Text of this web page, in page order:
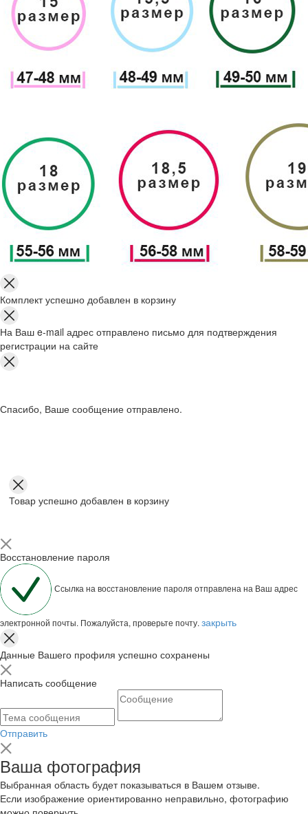
Комплект успешно добавлен в корзину
На Ваш e-mail адрес отправлено письмо для подтверждения
регистрации на сайте
Спасибо, Ваше сообщение отправлено.
Товар успешно добавлен в корзину
Восстановление пароля
Ссылка на восстановление пароля отправлена на Ваш адрес
электронной почты. Пожалуйста, проверьте почту. закрыть
Данные Вашего профиля успешно сохранены
Написать сообщение
Отправить
Ваша фотография
Выбранная область будет показываться в Вашем отзыве.
Если изображение ориентированно неправильно, фотографию